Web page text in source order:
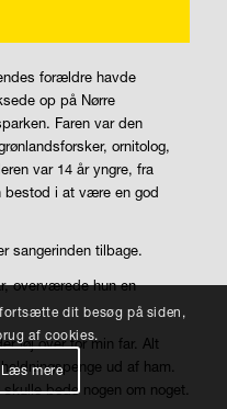
forældre havde
op på Nørre
Faren var den
ornitolog,
var 14 år yngre, fra
bestod i at være en god
sangerinden tilbage.
overværede hun en
løj over for min far. Alt
ud af ham.
bede nogen om noget.
dit besøg på siden,
af cookies.
Læs mere